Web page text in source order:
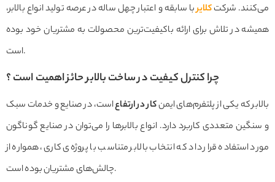
می‌کنند. شرکتکلایربا سابقه‌ و اعتبار چهل ساله در عرصه تولید انواع بالابر،
همیشه در تلاش برای ارائه باکیفیت‌ترین محصولات به مشتریان خود بوده
است.
چرا کنترل کیفیت در ساخت بالابر حائز اهمیت است ؟
بالابر که یکی از پلتفرم‌های ایمنکار در ارتفاعاست، در صنایع و خدمات سبک
و سنگین متعددی کاربرد دارد. انواع بالابرها را می‌توان در صنایع گوناگون
مورد استفاده قرار داد که انتخاب بالابر متناسب با پروژه‌ی کاری، همواره از
چالش‌های مشتریان بوده است.